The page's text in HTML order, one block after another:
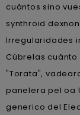
cuántos sino
synthroid
Irregularidades
Cúbrelas
"Torata",
panelera pel oa
generico del